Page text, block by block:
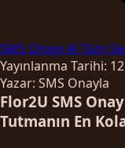
SMS Onayı Al Tüm
Yayınlanma Tarihi:
Yazar: SMS Onayla
Flor2U SMS
Tutmanın En